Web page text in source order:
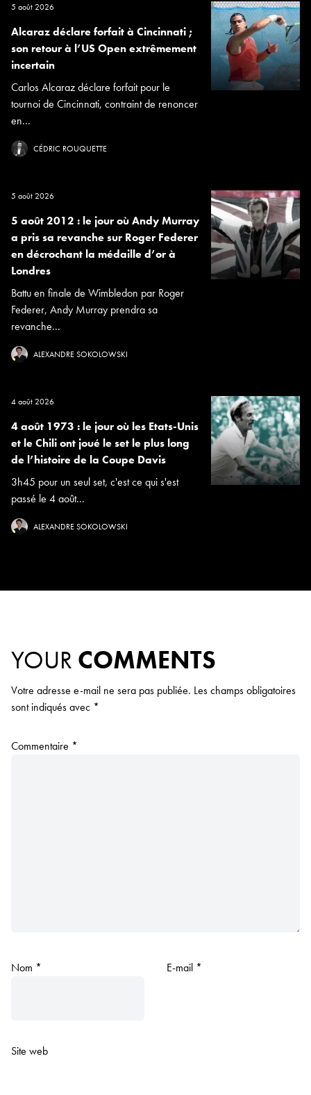
5 août 2026
Alcaraz déclare forfait à Cincinnati ;
son retour à l’US Open extrêmement
incertain
Carlos Alcaraz déclare forfait pour le
tournoi de Cincinnati, contraint de renoncer
en...
CÉDRIC ROUQUETTE
5 août 2026
5 août 2012 : le jour où Andy Murray
a pris sa revanche sur Roger Federer
en décrochant la médaille d’or à
Londres
Battu en finale de Wimbledon par Roger
Federer, Andy Murray prendra sa
revanche...
ALEXANDRE SOKOLOWSKI
4 août 2026
4 août 1973 : le jour où les Etats-Unis
et le Chili ont joué le set le plus long
de l’histoire de la Coupe Davis
3h45 pour un seul set, c'est ce qui s'est
passé le 4 août...
ALEXANDRE SOKOLOWSKI
YOUR COMMENTS
Votre adresse e-mail ne sera pas publiée. Les champs obligatoires
sont indiqués avec *
Commentaire *
Nom * E-mail *
Site web